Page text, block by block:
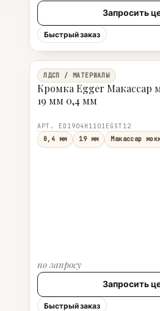
Запросить
Быстрый заказ
ЛДСП / МАТЕРИАЛЫ
Кромка Egger Макассар
19 мм 0,4 мм
АРТ. ED1904H1101EGST12
0,4 мм
19 мм Макассар
по запросу
Запросить
Быстрый заказ